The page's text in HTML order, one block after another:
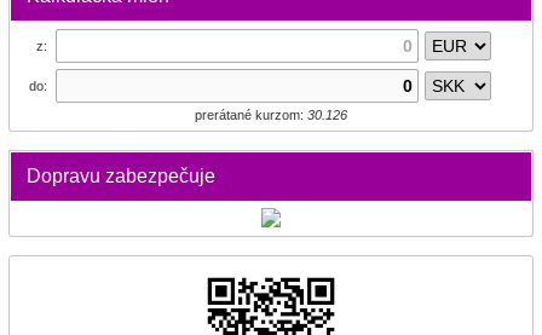
z:
do:
prerátané kurzom: 30.126
Dopravu zabezpečuje